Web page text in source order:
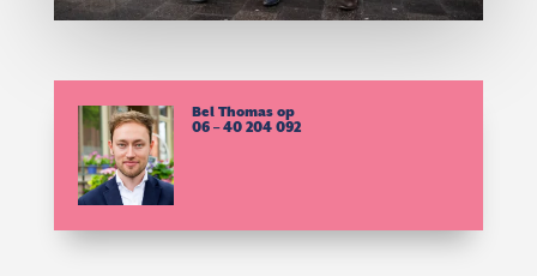
Bel Thomas op
06 – 40 204 092